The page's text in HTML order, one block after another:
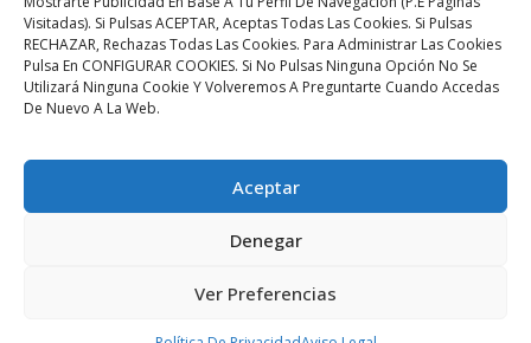
Visitadas). Si Pulsas ACEPTAR, Aceptas Todas Las Cookies. Si Pulsas
RECHAZAR, Rechazas Todas Las Cookies. Para Administrar Las Cookies
Pulsa En CONFIGURAR COOKIES. Si No Pulsas Ninguna Opción No Se
Utilizará Ninguna Cookie Y Volveremos A Preguntarte Cuando Accedas
De Nuevo A La Web.
Aceptar
Denegar
Ver Preferencias
y
vendemos.
Aviso legal |
Condiciones de venta y envíos |